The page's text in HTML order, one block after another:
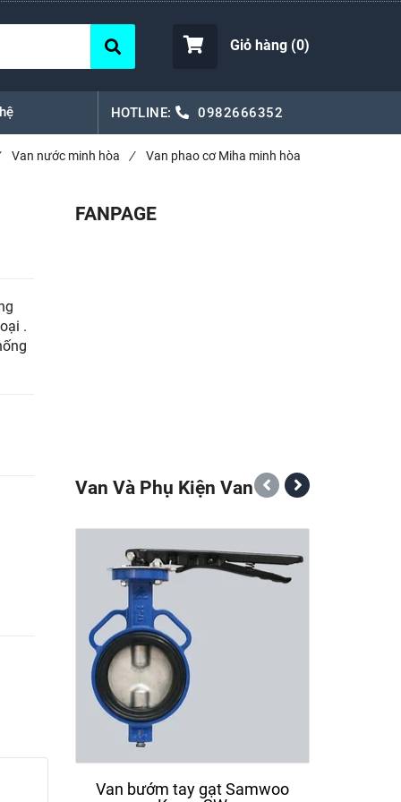
Giỏ hàng (0)
HOTLINE: 0982666352
Van nước minh hòa / Van phao cơ Miha minh hòa
.
FANPAGE
Van Và Phụ Kiện Van
Van bướm tay gạt Samwoo